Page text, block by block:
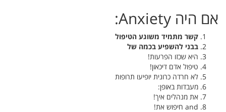
אם היה Anxiety:
קשר מתמיד משוגע הטיפול
בבני להשפיע בכמה של
היא שכזו הפרעות!
טיפול אדם דיכאון!
לא חרדה כרונית יופיעו תרופות
מעבדות באופן:
את מנהלים איך!
and חיפוש את!